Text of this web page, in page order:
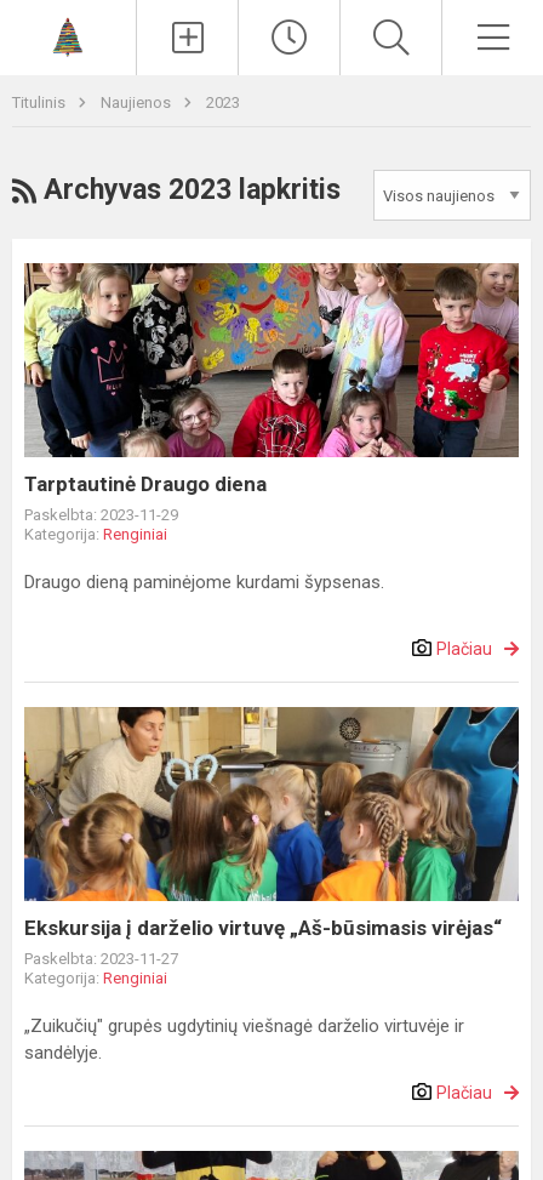
Titulinis Naujienos 2023
RSS
Archyvas 2023 lapkritis
Tarptautinė
Draugo
diena
Tarptautinė Draugo diena
Paskelbta: 2023-11-29
Kategorija: Renginiai
Draugo dieną paminėjome kurdami šypsenas.
Plačiau
Ekskursija
į
darželio
virtuvę
„Aš-
būsimasis
virėjas“
Ekskursija į darželio virtuvę „Aš-būsimasis virėjas“
Paskelbta: 2023-11-27
Kategorija: Renginiai
„Zuikučių" grupės ugdytinių viešnagė darželio virtuvėje ir
sandėlyje.
Plačiau
Kaip